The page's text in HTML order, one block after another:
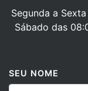
Segunda a
Sábado das
SEU NOME